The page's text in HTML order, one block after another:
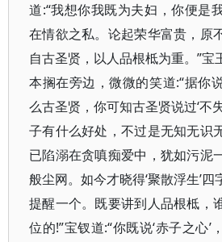
道:“我想你我既为夫妇，你便是
在情欲之私。论起荣华富贵，原
自古圣贤，以人品根柢为重。”宝
本搁在旁边，微微的笑道:“据你
么古圣贤，你可知古圣贤说过‘不
子有什么好处，不过是无知无识
已陷溺在贪嗔痴爱中，犹如污泥
般尘网。如今才晓得‘聚散浮生’
提醒一个。既要讲到人品根柢，
位的!”宝钗道:“你既说‘赤子之心’